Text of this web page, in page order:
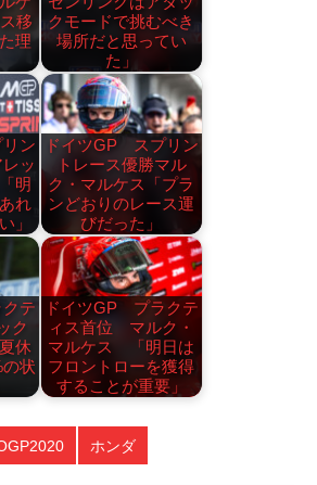
移
理
クモードで挑むべき
場所だと思ってい
た」
ン
ッ
明
れ
」
ドイツGP スプリン
トレース優勝マル
ク・マルケス「プラ
ンどおりのレース運
びだった」
テ
ク
休
状
ドイツGP プラクテ
ィス首位 マルク・
マルケス 「明日は
フロントローを獲得
することが重要」
ホンダ